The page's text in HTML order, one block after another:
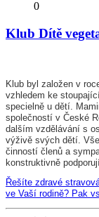
0
Klub Dítě
Klub byl založen v
vzhledem ke
specielně u dětí.
společností v České
dalším vzdělávání s
výživě svých dětí.
činností členů a
konstruktivně
Řešíte zdravé
ve Vaší rodině? Pak